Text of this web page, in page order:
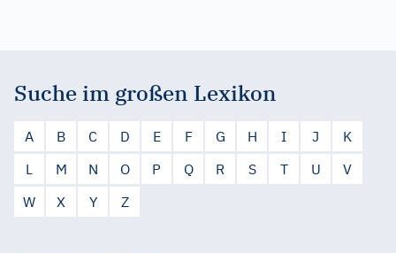
Suche im großen Lexikon
A B C D E F G H I J
K
L
M N O P Q R S T U
V
W
X Y Z